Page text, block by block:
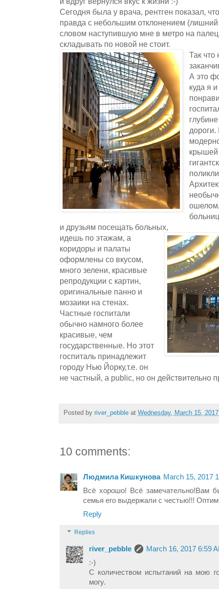
Сегодня была у врача, рентген показал,
правда с небольшим отклонением
словом наступившую мне в метро на
складывать по новой не стоит.
Так что
А это
куда я
дороги.
крышей
и друзьям посещать больных,
идешь по этажам, а
коридоры и палаты
оформлены со вкусом,
много зелени, красивые
репродукции с картин,
оригинальные панно и
мозаики на стенах.
Частные госпитали
обычно намного более
красивые, чем
государственные. Но этот
госпиталь принадлежит
городу Нью Йорку,т.е. он
не частный, а public, но он действительно
Posted by river_pebble at Wednesday, March 15, 2017
10 comments:
Людмила Кишкунова March 15, 2017
Всё хорошо! Всё замечательно!Вам
семья его выдержали с честью!!!
Reply
Replies
river_pebble
March 16, 2017 6:59
:-)
С количеством испытаний на мою
могу.